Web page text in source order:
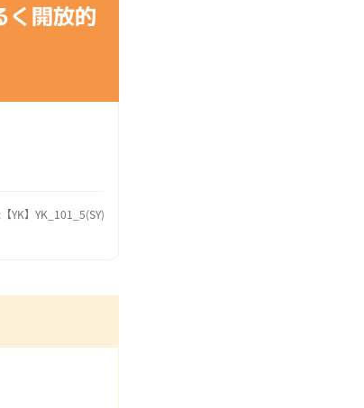
く開放的
YK】YK_101_5(SY)